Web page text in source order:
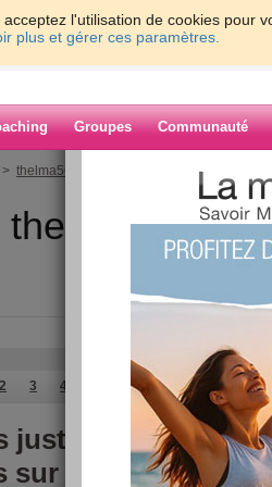
l'utilisation de cookies pour
plus et gérer ces paramètres.
Groupes Communauté
> thelma56
thelma56
2 3 4 7 8 9 10
juste de me
sur